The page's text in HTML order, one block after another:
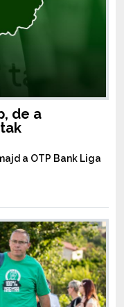
de a
a OTP Bank Liga